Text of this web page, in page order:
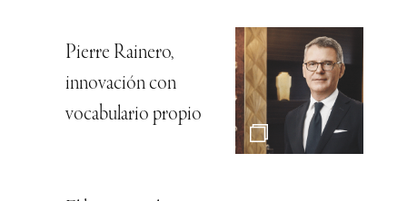
Pierre Rainero,
innovación con
vocabulario propio